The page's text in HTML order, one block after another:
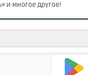
и многое другое!